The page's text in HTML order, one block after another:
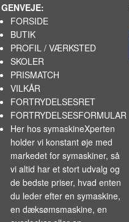
GENVEJE:
FORSIDE
BUTIK
PROFIL / VÆRKSTED
SKOLER
PRISMATCH
VILKÅR
FORTRYDELSESRET
FORTRYDELSESFORMULAR
Her hos symaskineXperten
holder vi konstant øje med
markedet forsymaskiner, så
vi altid har et stort udvalg og
de bedste priser, hvad enten
du leder efter en symaskine,
en dæksømsmaskine, en